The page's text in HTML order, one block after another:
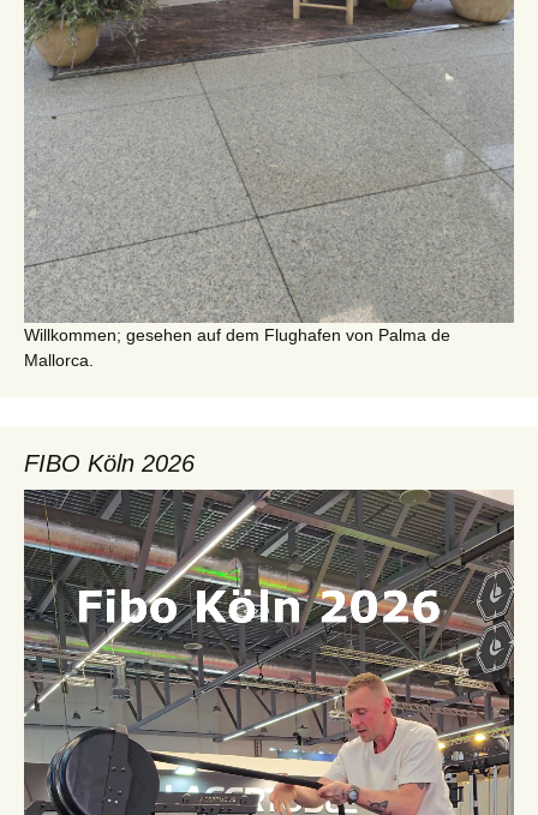
Willkommen; gesehen auf dem Flughafen von Palma de
Mallorca.
FIBO Köln 2026
Video-
Player